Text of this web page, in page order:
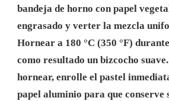
bandeja de horno con papel
engrasado y verter la mezcla
Hornear a 180 °C (350 °F)
como resultado un bizcocho suave.
hornear, enrolle el pastel
papel aluminio para que conserve